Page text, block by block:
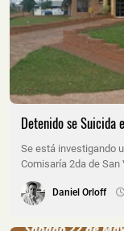
Detenido se Suicida
Se está investigando
Comisaría 2da de San
Daniel Orloff